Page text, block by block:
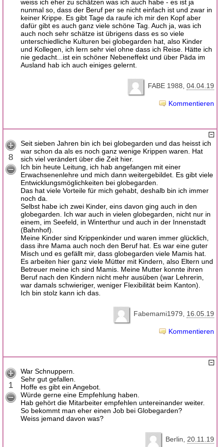
weiss ich eher zu schätzen was ich auch habe - es ist ja
nunmal so, dass der Beruf per se nicht einfach ist und zwar in
keiner Krippe. Es gibt Tage da raufe ich mir den Kopf aber
dafür gibt es auch ganz viele schöne Tag. Auch ja, was ich
auch noch sehr schätze ist übrigens dass es so viele
unterschiedliche Kulturen bei globegarden hat, also Kinder
und Kollegen, ich lern sehr viel ohne dass ich Reise. Hätte ich
nie gedacht...ist ein schöner Nebeneffekt und über Päda im
Ausland hab ich auch einiges gelernt.
FABE 1988 04.04.19
Kommentieren
8
Seit sieben Jahren bin ich bei globegarden und das heisst ich
war schon da als es noch ganz wenige Krippen waren. Hat
sich viel verändert über die Zeit hier.
Ich bin heute Leitung, ich hab angefangen mit einer
Erwachsenenlehre und mich dann weitergebildet. Es gibt viele
Entwicklungsmöglichkeiten bei globegarden.
Das hat viele Vorteile für mich gehabt, deshalb bin ich immer
noch da.
Selbst habe ich zwei Kinder, eins davon ging auch in den
globegarden. Ich war auch in vielen globegarden, nicht nur in
einem, im Seefeld, in Winterthur und auch in der Innenstadt
(Bahnhof).
Meine Kinder sind Krippenkinder und waren immer glücklich,
dass ihre Mama auch noch den Beruf hat. Es war eine guter
Misch und es gefällt mir, dass globegarden viele Mamis hat.
Es arbeiten hier ganz viele Mütter mit Kindern, also Eltern und
Betreuer meine ich sind Mamis. Meine Mutter konnte ihren
Beruf nach den Kindern nicht mehr ausüben (war Lehrerin,
war damals schwieriger, weniger Flexibilität beim Kanton).
Ich bin stolz kann ich das.
Fabemami1979 16.05.19
Kommentieren
1
War Schnuppern.
Sehr gut gefallen.
Hoffe es gibt ein Angebot.
Würde gerne eine Empfehlung haben.
Hab gehört die Mitarbeiter empfehlen untereinander weiter.
So bekommt man eher einen Job bei Globegarden?
Weiss jemand davon was?
Berlin 20.11.19